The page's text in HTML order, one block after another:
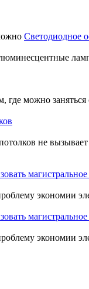
Светодиодное
можно
не
экономии
экономии